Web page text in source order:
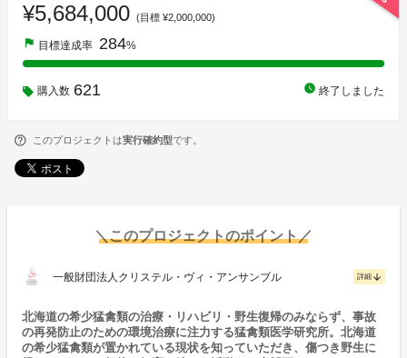
¥5,684,000 (目標 ¥2,000,000)
flag 目標達成率 284%
購入数 621 watch_later 終了しました
このプロジェクトは実行確約型です。
＼このプロジェクトのポイント／
一般財団法人クリステル・ヴィ・アンサンブル 詳細 arrow_downward
北海道の希少猛禽類の治療・リハビリ・野生復帰のみならず、事故
の再発防止のための環境治療に注力する猛禽類医学研究所。北海道
の希少猛禽類が置かれている現状を知っていただき、傷つき野生に